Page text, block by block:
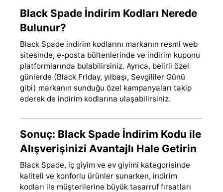
Black Spade İndirim Kodları Nerede
Bulunur?
Black Spade indirim kodlarını markanın resmi web
sitesinde, e-posta bültenlerinde ve indirim kuponu
platformlarında bulabilirsiniz. Ayrıca, belirli özel
günlerde (Black Friday, yılbaşı, Sevgililer Günü
gibi) markanın sunduğu özel kampanyaları takip
ederek de indirim kodlarına ulaşabilirsiniz.
Sonuç: Black Spade İndirim Kodu ile
Alışverişinizi Avantajlı Hale Getirin
Black Spade, iç giyim ve ev giyimi kategorisinde
kaliteli ve konforlu ürünler sunarken, indirim
kodları ile müşterilerine büyük tasarruf fırsatları